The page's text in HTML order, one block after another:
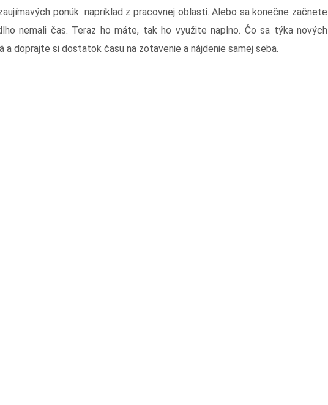
ponúk napríklad z pracovnej oblasti. Alebo sa konečne začnete
nemali čas. Teraz ho máte, tak ho využite naplno. Čo sa týka nových
doprajte si dostatok času na zotavenie a nájdenie samej seba.